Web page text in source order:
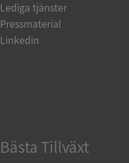
Lediga tjänster
Pressmaterial
Linkedin
Bästa Tillväxt
Microsoft
Corporation
en.syna.se